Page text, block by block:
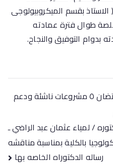
بقسم الميكروبيولوجى
طوال فترة عمادته
بدوام التوفيق والنجاح.
جامعة سوهاج تسلم عقود احتضان ٥ مشروعات ناشئة ودعم
/ لمياء عثمان عبد الراضي ـ
بالكلية بمناسبة مناقشه
رساله الدكتوراه الخاصه بها